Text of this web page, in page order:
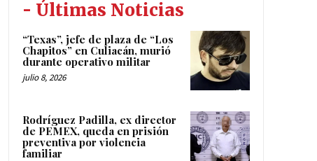
- Últimas Noticias
“Texas”, jefe de plaza de “Los
Chapitos” en Culiacán, murió
durante operativo militar
julio 8, 2026
Rodríguez Padilla, ex director
de PEMEX, queda en prisión
preventiva por violencia
familiar